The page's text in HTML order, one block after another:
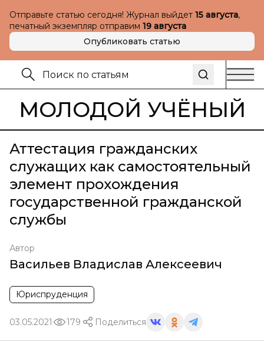
Отправьте статью сегодня! Журнал выйдет 15 августа,
печатный экземпляр отправим 19 августа
Опубликовать статью
МОЛОДОЙ УЧЁНЫЙ
Аттестация гражданских
служащих как самостоятельный
элемент прохождения
государственной гражданской
службы
Автор
Васильев Владислав Алексеевич
Юриспруденция
03.05.2021 179 Поделиться